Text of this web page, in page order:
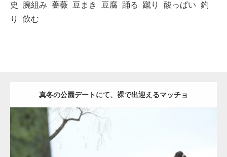
史
腕組み 薔薇 豆まき 豆腐 踊る 蹴り 酸っぱい 釣
り
飲む
真冬の公園デートにて、裸で出迎えるマッチョ